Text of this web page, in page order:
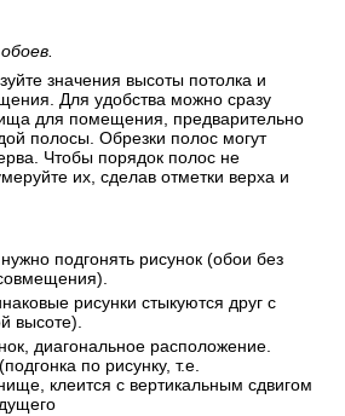
значения высоты потолка и
Для удобства можно сразу
для помещения, предварительно
полосы. Обрезки полос могут
Чтобы порядок полос не
их, сделав отметки верха и
подгонять рисунок (обои без
рисунки стыкуются друг с
высоте).
диагональное расположение.
по рисунку, т.е.
клеится с вертикальным сдвигом